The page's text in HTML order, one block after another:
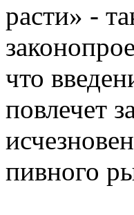
расти» -
что
повлечет
пивного